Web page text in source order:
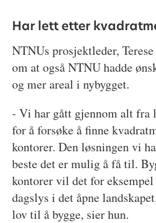
Har lett etter
NTNUs prosjektleder,
om at også NTNU hadde
og mer areal i nybygget.
- Vi har gått gjennom alt fra
for å forsøke å finne
kontorer. Den løsningen vi
beste det er mulig å få til.
kontorer vil det for eksempel
dagslys i det åpne
lov til å bygge, sier hun.